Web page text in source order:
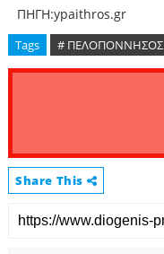
ΠΗΓΗ:ypaithros.gr
Tags # ΠΕΛΟΠΟΝΝΗΣΟΣ
Share This